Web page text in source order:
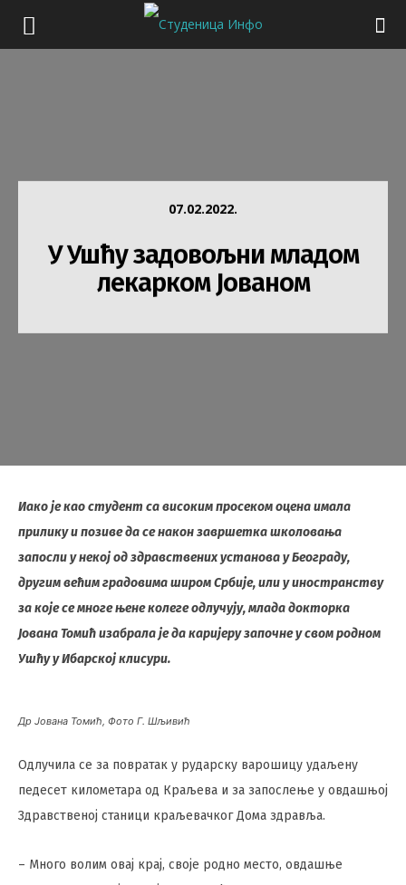
07.02.2022.
У Ушћу задовољни младом
лекарком Јованом
Иако је као студент са високим просеком оцена имала
прилику и позиве да се након завршетка школовања
запосли у некој од здравствених установа у Београду,
другим већим градовима широм Србије, или у иностранству
за које се многе њене колеге одлучују, млада докторка
Јована Томић изабрала је да каријеру започне у свом родном
Ушћу у Ибарској клисури.
Др Јована Томић, Фото Г. Шљивић
Одлучила се за повратак у рударску варошицу удаљену
педесет километара од Краљева и за запослење у овдашњој
Здравственој станици краљевачког Дома здравља.
– Много волим овај крај, своје родно место, овдашње